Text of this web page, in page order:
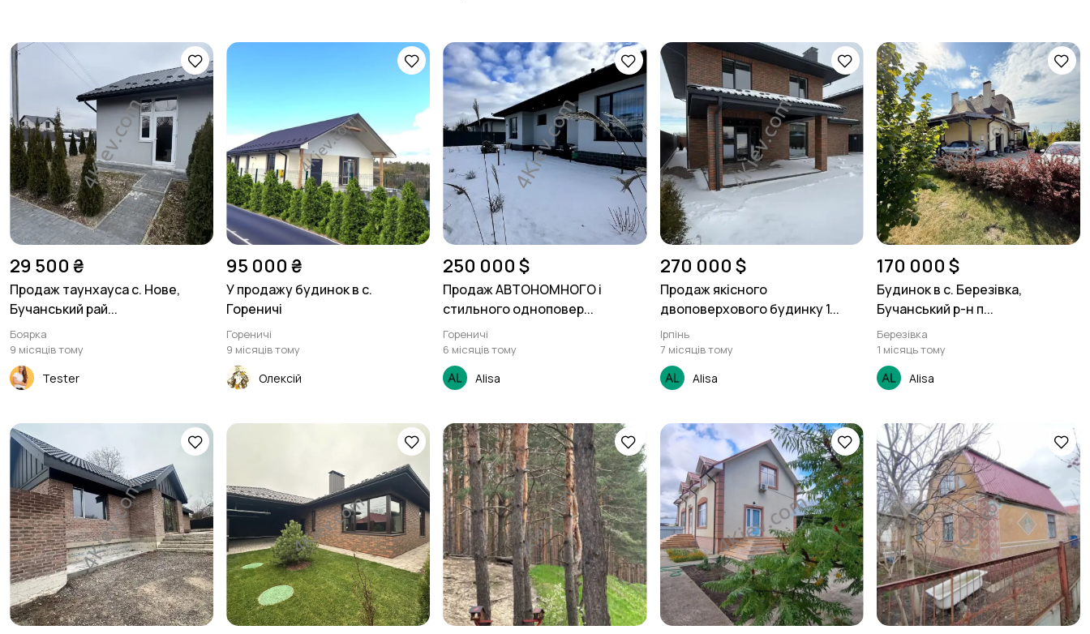
29 500 ₴
Продаж таунхауса с. Нове,
Бучанський рай...
Боярка
9 місяців тому
Tester
95 000 ₴
У продажу будинок в с.
Гореничі
Гореничі
9 місяців тому
Олексій
250 000 $
Продаж АВТОНОМНОГО і
стильного одноповер...
Гореничі
6 місяців тому
Alisa
270 000 $
Продаж якісного
двоповерхового будинку 1...
Ірпінь
7 місяців тому
Alisa
170 000 $
Будинок в с. Березівка,
Бучанський р-н п...
Березівка
1 місяць тому
Alisa